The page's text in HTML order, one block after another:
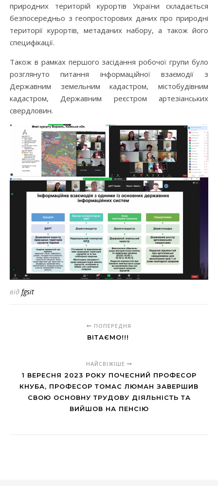
природних територій курортів України складається
безпосередньо з геопросторових даних про природні
території курортів, метаданих набору, а також його
специфікації.
Також в рамках першого засідання робочої групи було
розглянуто питання інформаційної взаємодії з
Державним земельним кадастром, містобудівним
кадастром, Державним реєстром артезіанських
свердловин.
від fgsit
ПОПЕРЕДНЯ
ВІТАЄМО!!!
НАЙСВІЖІШЕ
1 ВЕРЕСНЯ 2023 РОКУ ПОЧЕСНИЙ ПРОФЕСОР
КНУБА, ПРОФЕСОР ТОМАС ЛЮМАН ЗАВЕРШИВ
СВОЮ ОСНОВНУ ТРУДОВУ ДІЯЛЬНІСТЬ ТА
ВИЙШОВ НА ПЕНСІЮ